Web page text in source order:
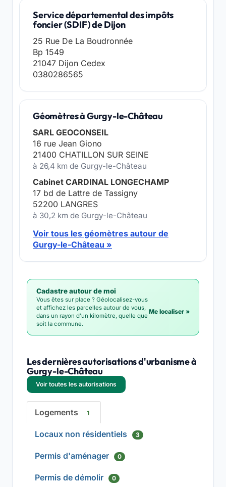
Service départemental des impôts
foncier (SDIF) de Dijon
25 Rue De La Boudronnée
Bp 1549
21047 Dijon Cedex
0380286565
Géomètres à Gurgy-le-Château
SARL GEOCONSEIL
16 rue Jean Giono
21400 CHATILLON SUR SEINE
à 26,4 km de Gurgy-le-Château
Cabinet CARDINAL LONGECHAMP
17 bd de Lattre de Tassigny
52200 LANGRES
à 30,2 km de Gurgy-le-Château
Voir tous les géomètres autour de
Gurgy-le-Château »
Cadastre autour de moi
Vous êtes sur place ? Géolocalisez-vous
et affichez les parcelles autour de vous,
dans un rayon d'un kilomètre, quelle que
soit la commune.
Me localiser »
Les dernières autorisations d'urbanisme à
Gurgy-le-Château
Voir toutes les autorisations
Logements 1
Locaux non résidentiels 3
Permis d'aménager 0
Permis de démolir 0